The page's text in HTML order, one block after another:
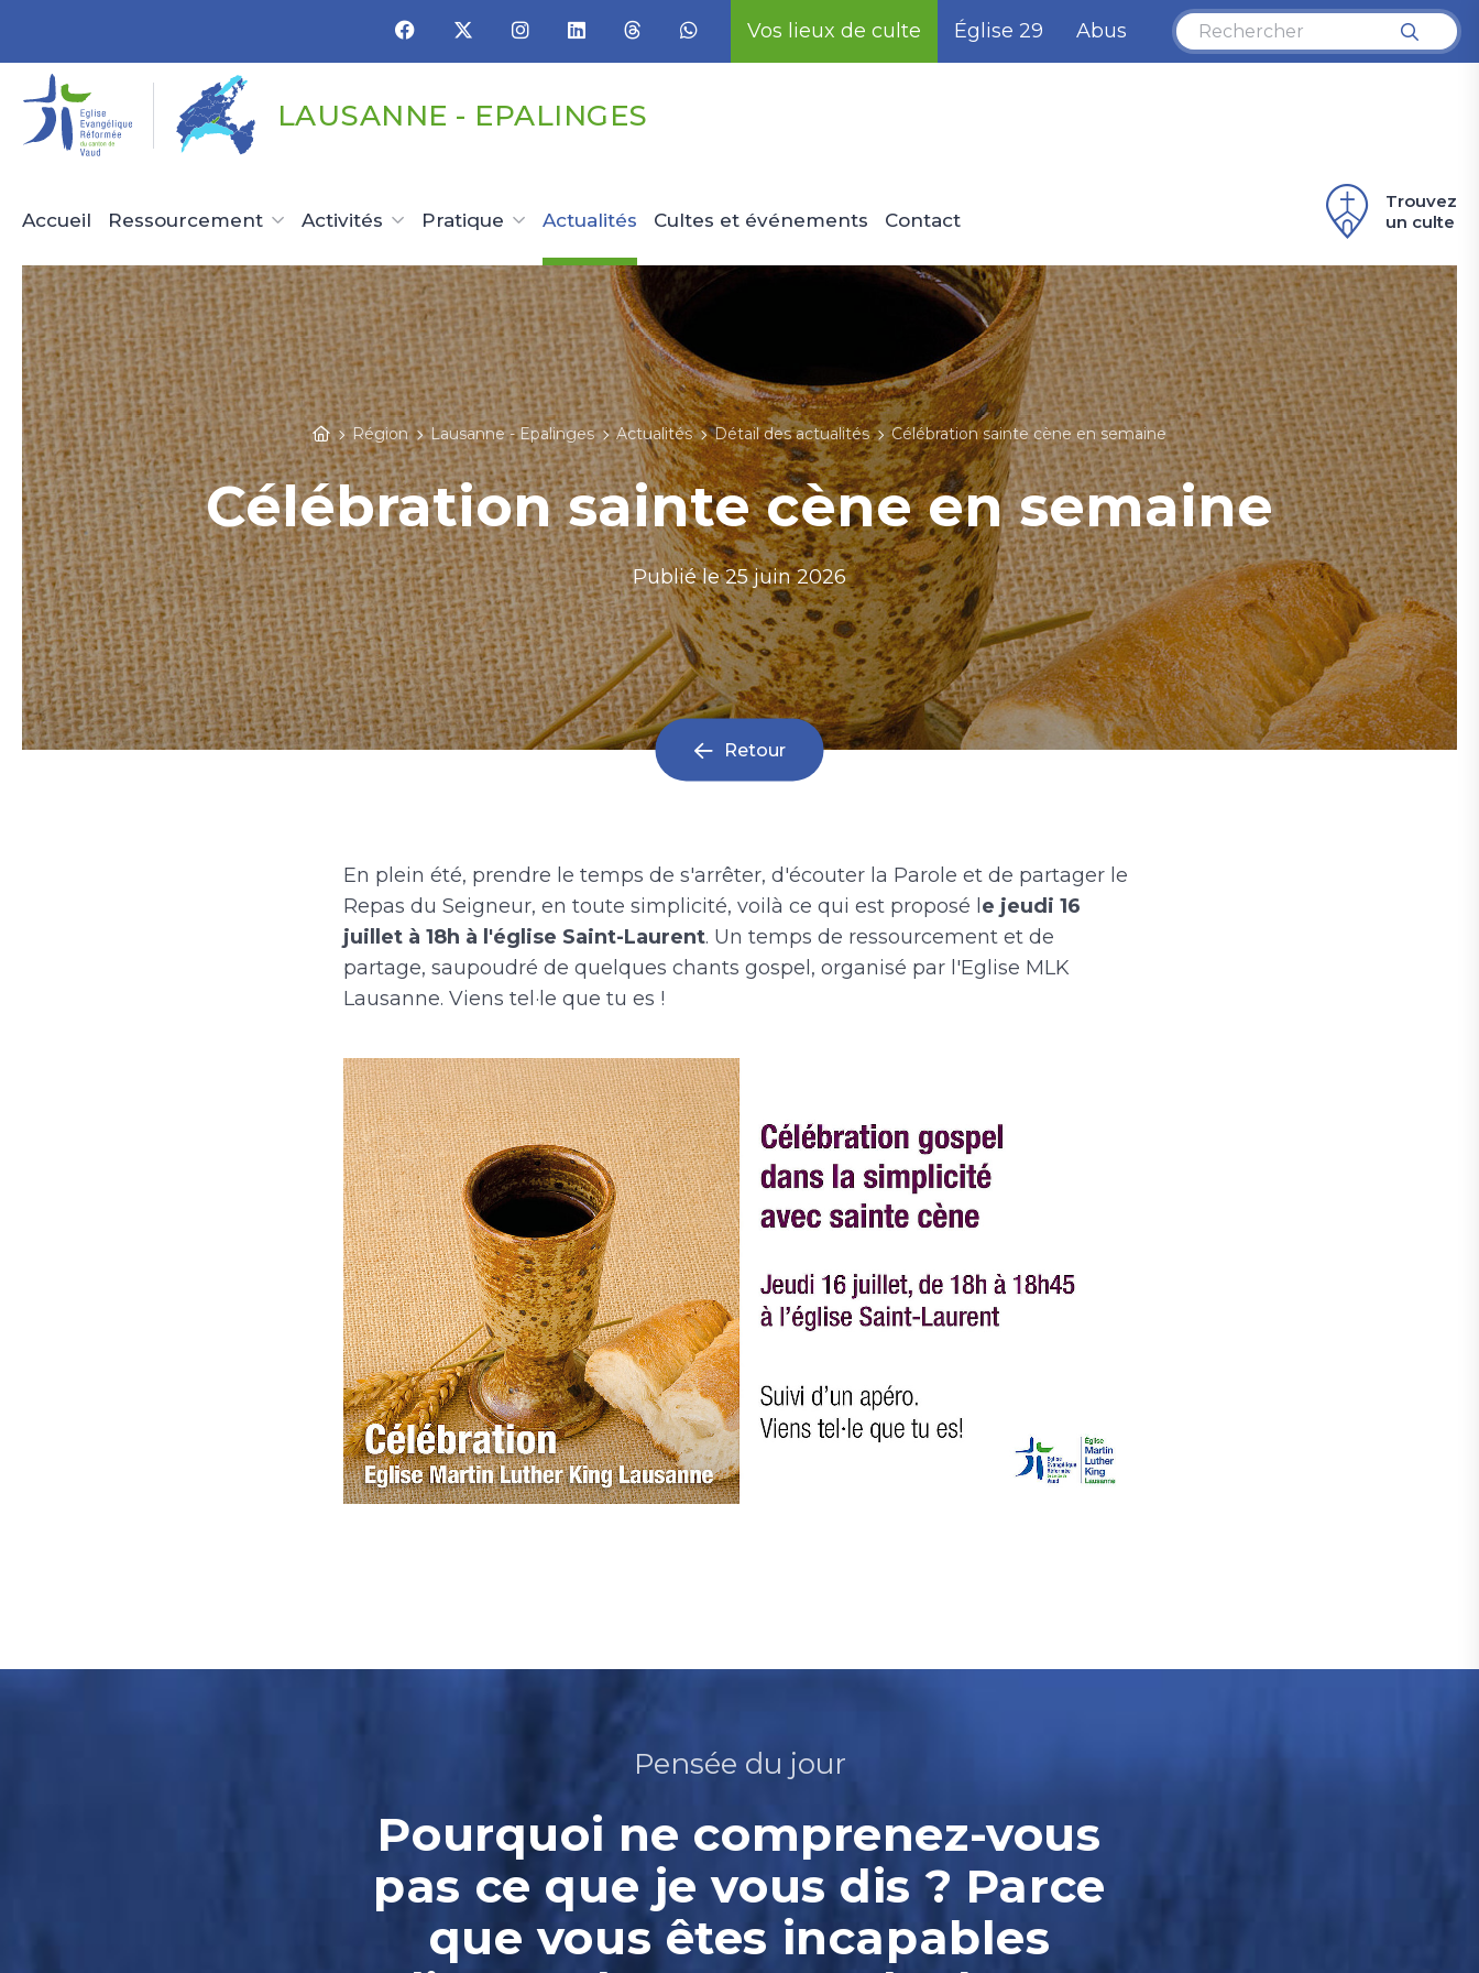
Vos lieux de culte Église 29 Abus
LAUSANNE - EPALINGES
Accueil Ressourcement Activités Pratique Actualités Cultes et événements Contact
Trouvez
un culte
Région Lausanne - Epalinges Actualités Détail des actualités Célébration sainte cène en semaine
Célébration sainte cène en semaine
Publié le25 juin 2026
Retour
En plein été, prendre le temps de s'arrêter, d'écouter la Parole et de partager le
Repas du Seigneur, en toute simplicité, voilà ce qui est proposé l e jeudi 16
juillet à 18h à l'église Saint-Laurent. Un temps de ressourcement et de
partage, saupoudré de quelques chants gospel, organisé par l'Eglise MLK
Lausanne. Viens tel·le que tu es !
Pensée du jour
Pourquoi ne comprenez-vous
pas ce que je vous dis ? Parce
que vous êtes incapables